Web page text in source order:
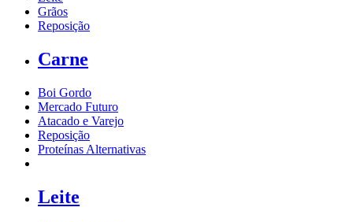
Grãos
Reposição
Carne
Boi Gordo
Mercado Futuro
Atacado e Varejo
Reposição
Proteínas Alternativas
Leite